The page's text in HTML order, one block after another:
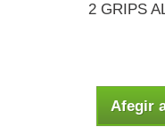
2 GRIPS
Afegir